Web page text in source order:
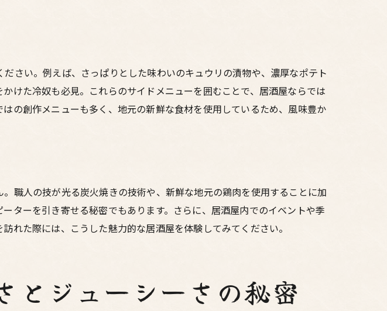
な居酒屋探し
いを楽しむ居酒屋体験
を堪能
た調理法
さを味わう
トホームな雰囲気とは
は
さい。例えば、さっぱりとした味わいのキュウリの漬物や、濃厚なポテト
けた冷奴も必見。これらのサイドメニューを囲むことで、居酒屋ならでは
の創作メニューも多く、地元の新鮮な食材を使用しているため、風味豊か
職人の技が光る炭火焼きの技術や、新鮮な地元の鶏肉を使用することに加
ターを引き寄せる秘密でもあります。さらに、居酒屋内でのイベントや季
れた際には、こうした魅力的な居酒屋を体験してみてください。
とジューシーさの秘密